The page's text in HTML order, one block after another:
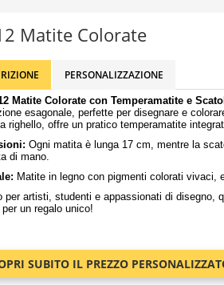
Matite Colorate
PERSONALIZZAZIONE
Matite Colorate con Temperamatite e
esagonale, perfette per disegnare e
righello, offre un pratico temperamatite
Ogni matita è lunga 17 cm, mentre la
di mano.
Matite in legno con pigmenti colorati vivaci,
per artisti, studenti e appassionati di
un regalo unico!
SUBITO IL PREZZO